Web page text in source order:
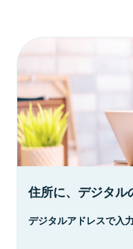
住所に、デジタル
デジタルアドレスで入